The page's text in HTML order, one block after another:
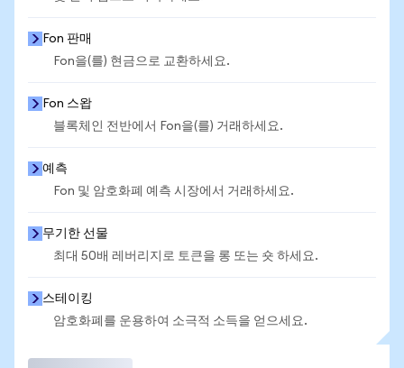
Fon 판매
Fon을(를) 현금으로 교환하세요.
Fon 스왑
블록체인 전반에서 Fon을(를) 거래하세요.
예측
Fon 및 암호화폐 예측 시장에서 거래하세요.
무기한 선물
최대 50배 레버리지로 토큰을 롱 또는 숏 하세요.
스테이킹
암호화폐를 운용하여 소극적 소득을 얻으세요.